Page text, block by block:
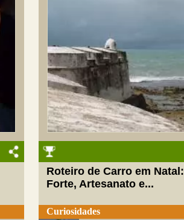
Roteiro de Carro em Natal:
Forte, Artesanato e...
Curiosidades